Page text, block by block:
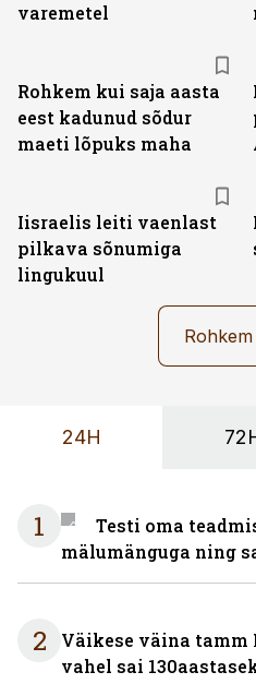
varemetel
Rohkem kui saja aasta
eest kadunud sõdur
maeti lõpuks maha
Iisraelis leiti vaenlast
pilkava sõnumiga
lingukuul
24H
1
Testi oma
mälumänguga ning
2
Väikese väina tamm
vahel sai